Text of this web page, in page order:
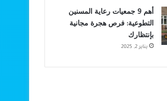
أهم 9 جمعيات رعاية المسنين
التطوعية: فرص هجرة مجانية
بإنتظارك
يناير 2, 2025